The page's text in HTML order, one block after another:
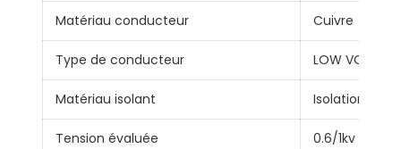
Matériau conducteur Cuivre
Type de conducteur LOW
Matériau isolant Isolation XLPE
Tension évaluée 0.6/1kv